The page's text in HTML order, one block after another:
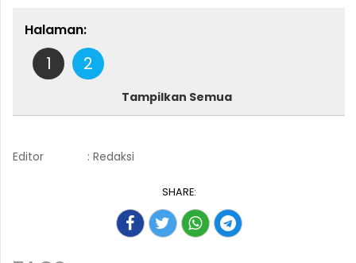
Halaman:
1 2
Tampilkan Semua
Editor : Redaksi
SHARE: